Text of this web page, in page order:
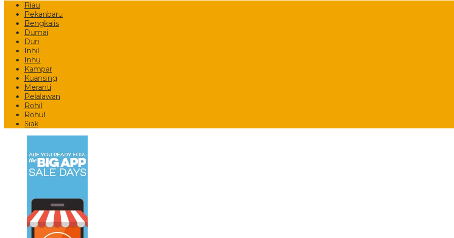
Riau
Pekanbaru
Bengkalis
Dumai
Duri
Inhil
Inhu
Kampar
Kuansing
Meranti
Pelalawan
Rohil
Rohul
Siak